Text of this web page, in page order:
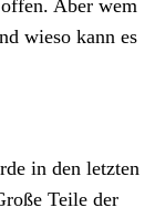
Aber wem
wieso kann es
in den letzten
Teile der